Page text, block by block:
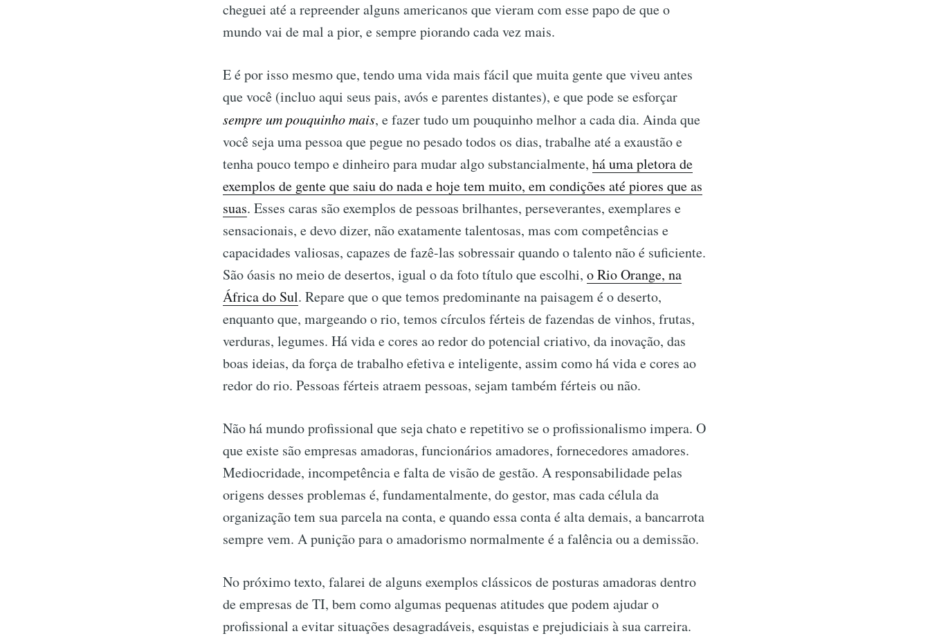
cheguei até a repreender alguns americanos que vieram com esse papo de que o
mundo vai de mal a pior, e sempre piorando cada vez mais.
E é por isso mesmo que, tendo uma vida mais fácil que muita gente que viveu antes
que você (incluo aqui seus pais, avós e parentes distantes), e que pode se esforçar
sempre um pouquinho mais, e fazer tudo um pouquinho melhor a cada dia. Ainda que
você seja uma pessoa que pegue no pesado todos os dias, trabalhe até a exaustão e
tenha pouco tempo e dinheiro para mudar algo substancialmente, há uma pletora de
exemplos de gente que saiu do nada e hoje tem muito, em condições até piores que as
suas. Esses caras são exemplos de pessoas brilhantes, perseverantes, exemplares e
sensacionais, e devo dizer, não exatamente talentosas, mas com competências e
capacidades valiosas, capazes de fazê-las sobressair quando o talento não é suficiente.
São óasis no meio de desertos, igual o da foto título que escolhi, o Rio Orange, na
África do Sul. Repare que o que temos predominante na paisagem é o deserto,
enquanto que, margeando o rio, temos círculos férteis de fazendas de vinhos, frutas,
verduras, legumes. Há vida e cores ao redor do potencial criativo, da inovação, das
boas ideias, da força de trabalho efetiva e inteligente, assim como há vida e cores ao
redor do rio. Pessoas férteis atraem pessoas, sejam também férteis ou não.
Não há mundo profissional que seja chato e repetitivo se o profissionalismo impera. O
que existe são empresas amadoras, funcionários amadores, fornecedores amadores.
Mediocridade, incompetência e falta de visão de gestão. A responsabilidade pelas
origens desses problemas é, fundamentalmente, do gestor, mas cada célula da
organização tem sua parcela na conta, e quando essa conta é alta demais, a bancarrota
sempre vem. A punição para o amadorismo normalmente é a falência ou a demissão.
No próximo texto, falarei de alguns exemplos clássicos de posturas amadoras dentro
de empresas de TI, bem como algumas pequenas atitudes que podem ajudar o
profissional a evitar situações desagradáveis, esquistas e prejudiciais à sua carreira.